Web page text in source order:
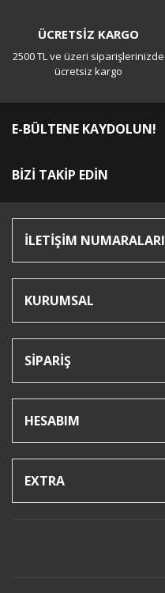
ÜCRETSİZ KARGO
2500 TL ve üzeri siparişlerinizde
ücretsiz kargo
E-BÜLTENE KAYDOLUN!
BİZİ TAKİP EDİN
İLETİŞİM NUMARALARI
KURUMSAL
SİPARİŞ
HESABIM
EXTRA